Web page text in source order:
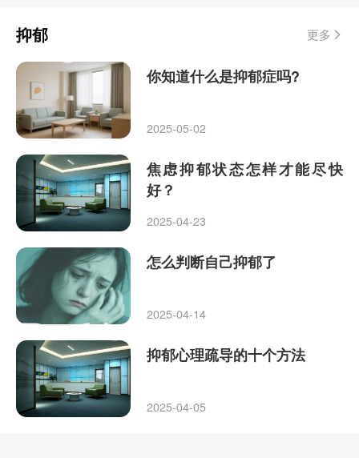
抑郁 更多
你知道什么是抑郁症吗?
2025-05-02
焦虑抑郁状态怎样才能尽快
好？
2025-04-23
怎么判断自己抑郁了
2025-04-14
抑郁心理疏导的十个方法
2025-04-05